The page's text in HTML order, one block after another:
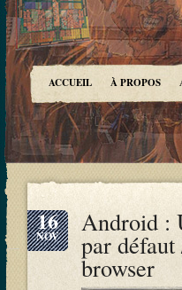
ACCUEIL À PROPOS
16
NOV Android :
par
browser